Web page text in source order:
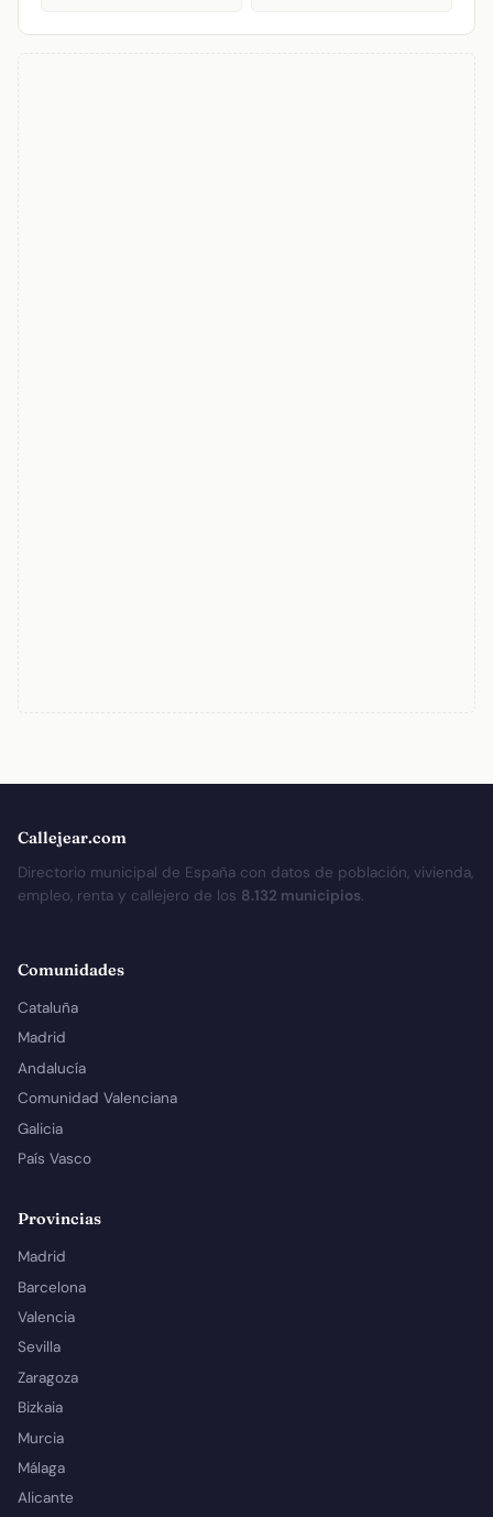
Callejear.com
Directorio municipal de España con datos de población, vivienda,
empleo, renta y callejero de los 8.132 municipios.
Comunidades
Cataluña
Madrid
Andalucía
Comunidad Valenciana
Galicia
País Vasco
Provincias
Madrid
Barcelona
Valencia
Sevilla
Zaragoza
Bizkaia
Murcia
Málaga
Alicante